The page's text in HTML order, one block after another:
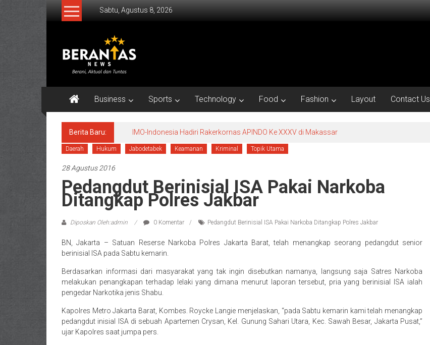
Lompat
Sabtu, Agustus 8, 2026
BERANTAS
NEWS
Tuntas.
Business Sports Technology Food Fashion Layout Contact Us
Berita Baru: IMO-Indonesia Hadiri Rakerkornas APINDO Ke XXXV di Makassar
Daerah Hukum Jabodetabek Keamanan Kriminal Topik Utama
28 Agustus 2016
Pedangdut Berinisial ISA Pakai Narkoba
Ditangkap Polres Jakbar
Diposkan Oleh:admin 0 Komentar Pedangdut Berinisial ISA Pakai Narkoba Ditangkap Polres Jakbar
BN, Jakarta – Satuan Reserse Narkoba Polres Jakarta Barat, telah menangkap seorang pedangdut senior
berinisial ISA pada Sabtu kemarin.
Berdasarkan informasi dari masyarakat yang tak ingin disebutkan namanya, langsung saja Satres Narkoba
melakukan penangkapan terhadap lelaki yang dimana menurut laporan tersebut, pria yang berinisial ISA ialah
pengedar Narkotika jenis Shabu.
Kapolres Metro Jakarta Barat, Kombes. Roycke Langie menjelaskan, “pada Sabtu kemarin kami telah menangkap
pedangdut inisial ISA di sebuah Apartemen Crysan, Kel. Gunung Sahari Utara, Kec. Sawah Besar, Jakarta Pusat,”
ujar Kapolres saat jumpa pers.